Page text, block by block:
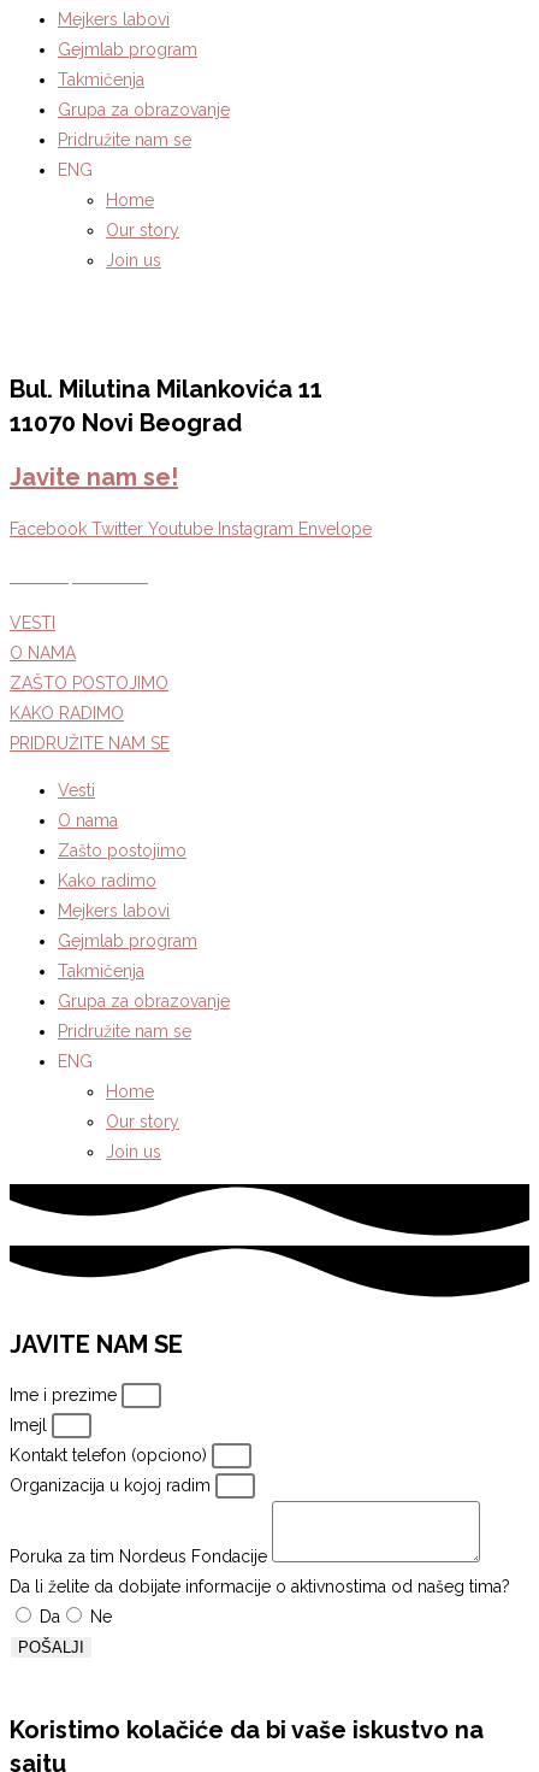
Mejkers labovi
Gejmlab program
Takmičenja
Grupa za obrazovanje
Pridružite nam se
ENG
Home
Our story
Join us
Bul. Milutina Milankovića 11
11070 Novi Beograd
Javite nam se!
Facebook Twitter Youtube Instagram Envelope
VESTI
O NAMA
ZAŠTO POSTOJIMO
KAKO RADIMO
PRIDRUŽITE NAM SE
Vesti
O nama
Zašto postojimo
Kako radimo
Mejkers labovi
Gejmlab program
Takmičenja
Grupa za obrazovanje
Pridružite nam se
ENG
Home
Our story
Join us
JAVITE NAM SE
Ime i prezime
Imejl
Kontakt telefon (opciono)
Organizacija u kojoj radim
Poruka za tim Nordeus Fondacije
Da li želite da dobijate informacije o aktivnostima od našeg tima?
Da
Ne
POŠALJI
Koristimo kolačiće da bi vaše iskustvo na
sajtu